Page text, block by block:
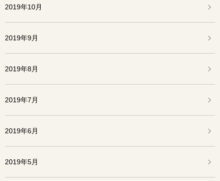
2019年10月
2019年9月
2019年8月
2019年7月
2019年6月
2019年5月